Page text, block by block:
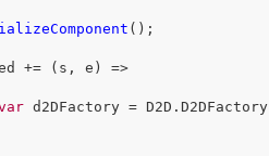
();
+= ( s , e )
=>
d2DFactory = D2D . D2DFactory